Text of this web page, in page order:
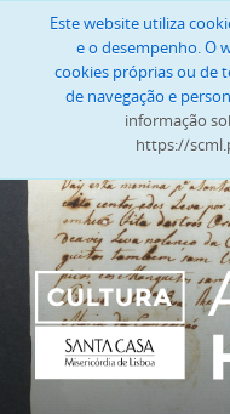
Este website utiliza
e o desempenho. O
cookies próprias ou de
de navegação e
informação
https://